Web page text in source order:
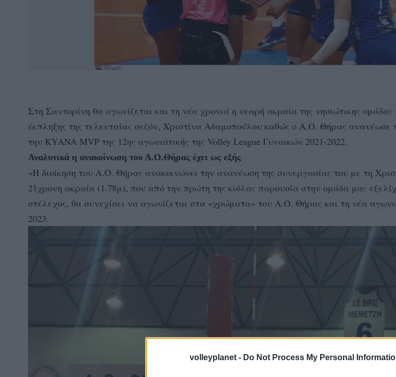
volleyplanet - Do Not Process My Personal
Στη Σαντορίνη θα αγωνίζεται και τη νέα χρονιά η νεαρή ακραία της νησιώτικης ομάδας
έκπληξης της τελευταίας σεζόν, Χριστίνα Αδαμοπούλου καθώς ο Α.Ο. Θήρας ανανέωσε
την KYANA MVP της 12ης αγωνιστικής της Volley League Γυναικών 2021-2022.
Αναλυτικά η ανακοίνωση του Α.Ο.Θήρας έχει ως εξής
«Η διοίκηση του Α.Ο. Θήρας ανακοινώνει την ανανέωση της συνεργασίας του με τη
21χρονη ακραία (1.78μ), που από την πρώτη της κιόλας παρουσία στην ομάδα μας
στέλεχος, θα συνεχίσει να αγωνίζεται στα «χρώματα» του Α.Ο. Θήρας και τη νέα
2023.